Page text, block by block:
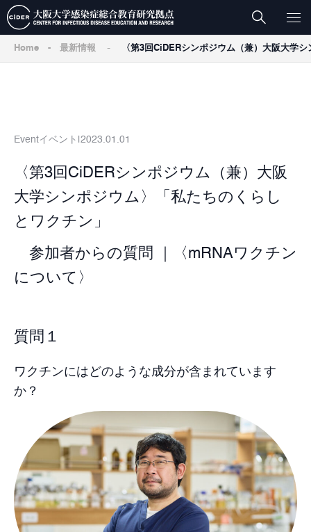
Home - 最新情報 - 〈第3回CiDERシンポジウム（兼）大阪大学
Eventイベント 2023.01.01
〈第3回CiDERシンポジウム（兼）大阪
大学シンポジウム〉「私たちのくらし
とワクチン」
参加者からの質問 ｜〈mRNAワクチン
について〉
質問１
ワクチンにはどのような成分が含まれています
か？